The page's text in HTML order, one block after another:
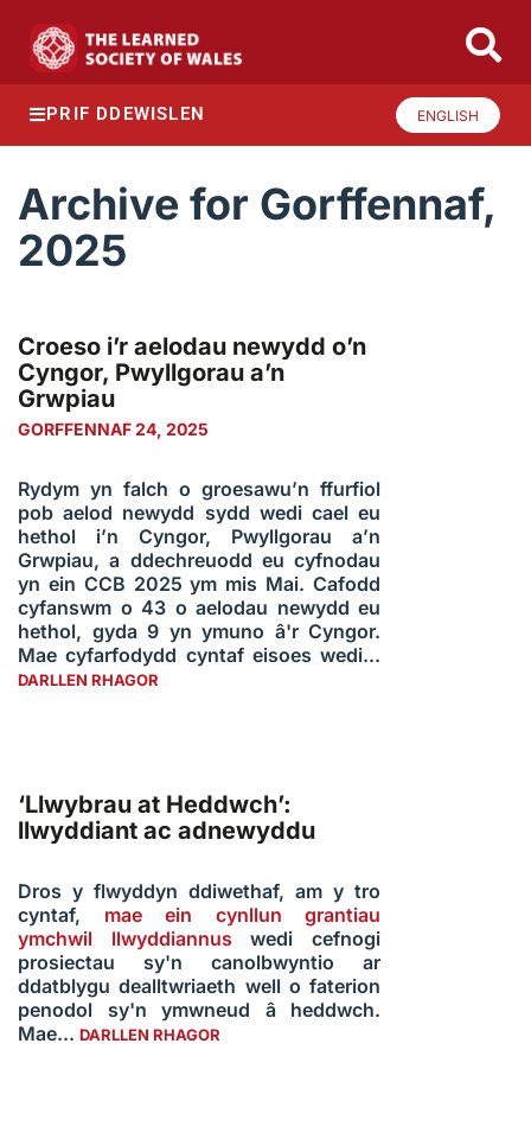
PRIF DDEWISLEN ENGLISH
Archive for Gorffennaf,
2025
Croeso i’r aelodau newydd o’n
Cyngor, Pwyllgorau a’n
Grwpiau
GORFFENNAF 24, 2025
Rydym yn falch o groesawu’n ffurfiol
pob aelod newydd sydd wedi cael eu
hethol i’n Cyngor, Pwyllgorau a’n
Grwpiau, a ddechreuodd eu cyfnodau
yn ein CCB 2025 ym mis Mai. Cafodd
cyfanswm o 43 o aelodau newydd eu
hethol, gyda 9 yn ymuno â'r Cyngor.
Mae cyfarfodydd cyntaf eisoes wedi...
DARLLEN RHAGOR
‘Llwybrau at Heddwch’:
llwyddiant ac adnewyddu
Dros y flwyddyn ddiwethaf, am y tro
cyntaf, mae ein cynllun grantiau
ymchwil llwyddiannus wedi cefnogi
prosiectau sy'n canolbwyntio ar
ddatblygu dealltwriaeth well o faterion
penodol sy'n ymwneud â heddwch.
Mae... DARLLEN RHAGOR